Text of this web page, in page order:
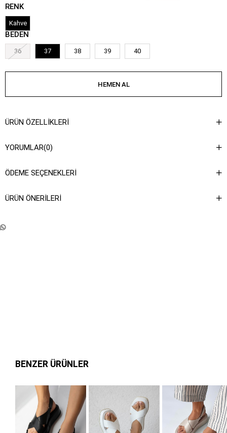
RENK
Kahve
BEDEN
36 37 38 39 40
ÜRÜN ÖZELLIKLERI
YORUMLAR(0)
ÖDEME SEÇENEKLERI
ÜRÜN ÖNERILERI
BENZER ÜRÜNLER